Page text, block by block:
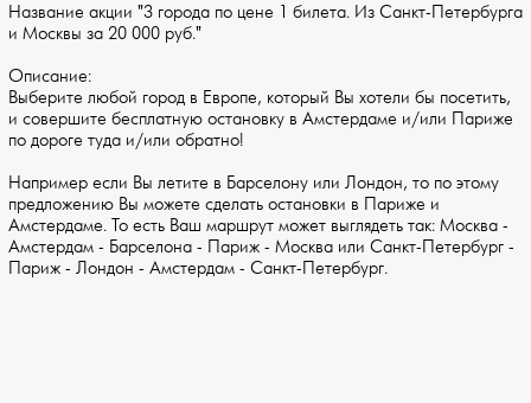
Название акции "3 города по цене 1 билета. Из Санкт-Петербурга
и Москвы за 20 000 руб."
Описание:
Выберите любой город в Европе, который Вы хотели бы посетить,
и совершите бесплатную остановку в Амстердаме и/или Париже
по дороге туда и/или обратно!
Например если Вы летите в Барселону или Лондон, то по этому
предложению Вы можете сделать остановки в Париже и
Амстердаме. То есть Ваш маршрут может выглядеть так: Москва -
Амстердам - Барселона - Париж - Москва или Санкт-Петербург -
Париж - Лондон - Амстердам - Санкт-Петербург.